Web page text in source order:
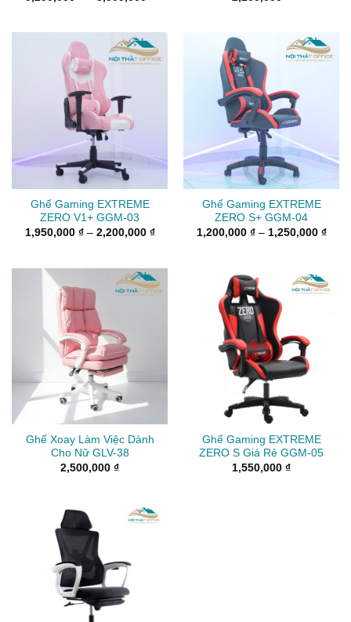
5,500,000 ₫
Ghế Gaming EXTREME
ZERO V1+ GGM-03
1,950,000 ₫ – 2,200,000 ₫Khoảng
2,200,000 ₫
Ghế Gaming EXTREME
ZERO S+ GGM-04
1,200,000 ₫ – 1,250,000 ₫
Ghế Xoay Làm Việc Dành
Cho Nữ GLV-38
2,500,000 ₫
Ghế Gaming EXTREME
ZERO S Giá Rẻ GGM-05
1,550,000 ₫